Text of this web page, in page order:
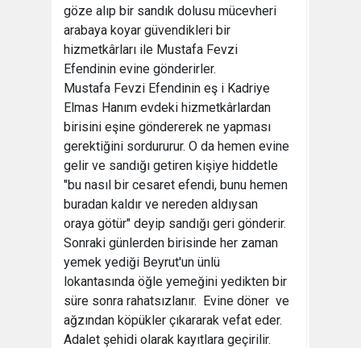
göze alıp bir sandık dolusu mücevheri
arabaya koyar güvendikleri bir
hizmetkârları ile Mustafa Fevzi
Efendinin evine gönderirler.
Mustafa Fevzi Efendinin eş i Kadriye
Elmas Hanım evdeki hizmetkârlardan
birisini eşine göndererek ne yapması
gerektiğini sordururur. O da hemen evine
gelir ve sandığı getiren kişiye hiddetle
"bu nasıl bir cesaret efendi, bunu hemen
buradan kaldır ve nereden aldıysan
oraya götür" deyip sandığı geri gönderir.
Sonraki günlerden birisinde her zaman
yemek yediği Beyrut'un ünlü
lokantasında öğle yemeğini yedikten bir
süre sonra rahatsızlanır. Evine döner ve
ağzından köpükler çıkararak vefat eder.
Adalet şehidi olarak kayıtlara geçirilir.